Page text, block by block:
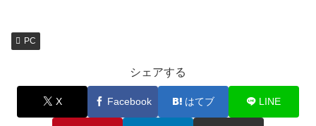
PC
シェアする
X Facebook はてブ LINE